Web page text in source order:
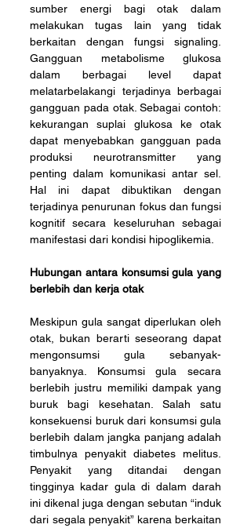
sumber energi bagi otak dalam
melakukan tugas lain yang tidak
berkaitan dengan fungsi signaling.
Gangguan metabolisme glukosa
dalam berbagai level dapat
melatarbelakangi terjadinya berbagai
gangguan pada otak. Sebagai contoh:
kekurangan suplai glukosa ke otak
dapat menyebabkan gangguan pada
produksi neurotransmitter yang
penting dalam komunikasi antar sel.
Hal ini dapat dibuktikan dengan
terjadinya penurunan fokus dan fungsi
kognitif secara keseluruhan sebagai
manifestasi dari kondisi hipoglikemia.
Hubungan antara konsumsi gula yang
berlebih dan kerja otak
Meskipun gula sangat diperlukan oleh
otak, bukan berarti seseorang dapat
mengonsumsi gula sebanyak-
banyaknya. Konsumsi gula secara
berlebih justru memiliki dampak yang
buruk bagi kesehatan. Salah satu
konsekuensi buruk dari konsumsi gula
berlebih dalam jangka panjang adalah
timbulnya penyakit diabetes melitus.
Penyakit yang ditandai dengan
tingginya kadar gula di dalam darah
ini dikenal juga dengan sebutan “induk
dari segala penyakit” karena berkaitan